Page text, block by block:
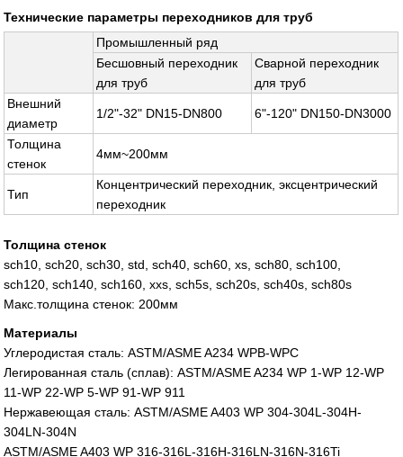
Технические параметры переходников для труб
Промышленный ряд
Бесшовный переходник
для труб
Сварной переходник
для труб
Внешний
диаметр
1/2"-32" DN15-DN800 6"-120" DN150-DN3000
Толщина
стенок
4мм~200мм
Тип
Концентрический переходник, эксцентрический
переходник
Толщина стенок
sch10, sch20, sch30, std, sch40, sch60, xs, sch80, sch100,
sch120, sch140, sch160, xxs, sch5s, sch20s, sch40s, sch80s
Макс.толщина стенок: 200мм
Материалы
Углеродистая сталь: ASTM/ASME A234 WPB-WPC
Легированная сталь (сплав): ASTM/ASME A234 WP 1-WP 12-WP
11-WP 22-WP 5-WP 91-WP 911
Нержавеющая сталь: ASTM/ASME A403 WP 304-304L-304H-
304LN-304N
ASTM/ASME A403 WP 316-316L-316H-316LN-316N-316Ti